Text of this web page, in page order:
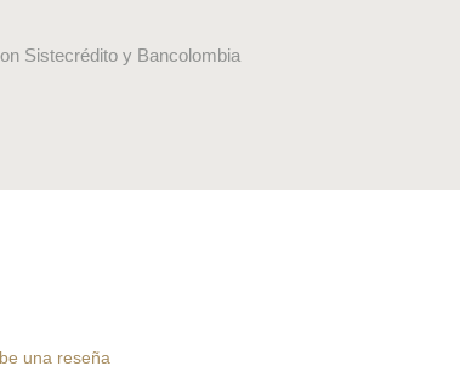
Sistecrédito y Bancolombia
una reseña